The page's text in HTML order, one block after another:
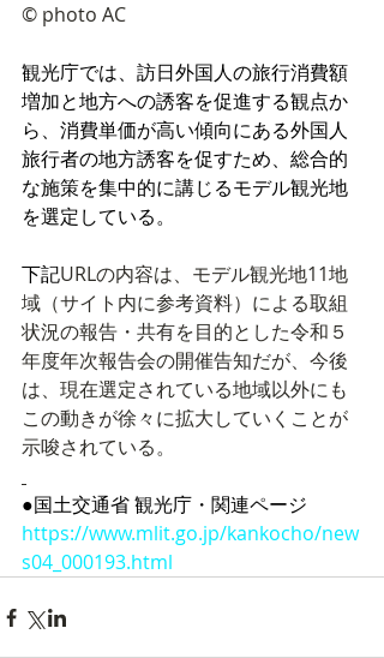
©︎ photo AC
観光庁では、訪日外国人の旅行消費額
増加と地方への誘客を促進する観点か
ら、消費単価が高い傾向にある外国人
旅行者の地方誘客を促すため、総合的
な施策を集中的に講じるモデル観光地
を選定している。
下記URLの内容は、モデル観光地11地
域（サイト内に参考資料）による取組
状況の報告・共有を目的とした令和５
年度年次報告会の開催告知だが、今後
は、現在選定されている地域以外にも
この動きが徐々に拡大していくことが
示唆されている。
●国土交通省 観光庁・関連ページ
https://www.mlit.go.jp/kankocho/new
s04_000193.html